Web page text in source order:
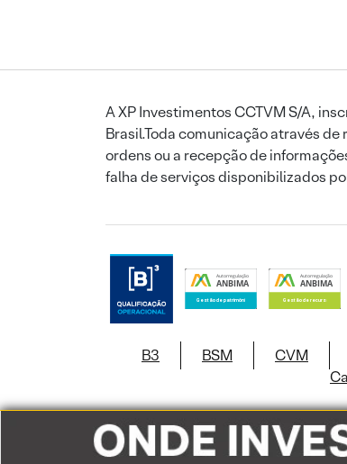
A XP Investimentos CCTVM S/A,
Brasil.Toda comunicação através
ordens ou a recepção de
falha de serviços disponibilizados
B3 BSM CVM